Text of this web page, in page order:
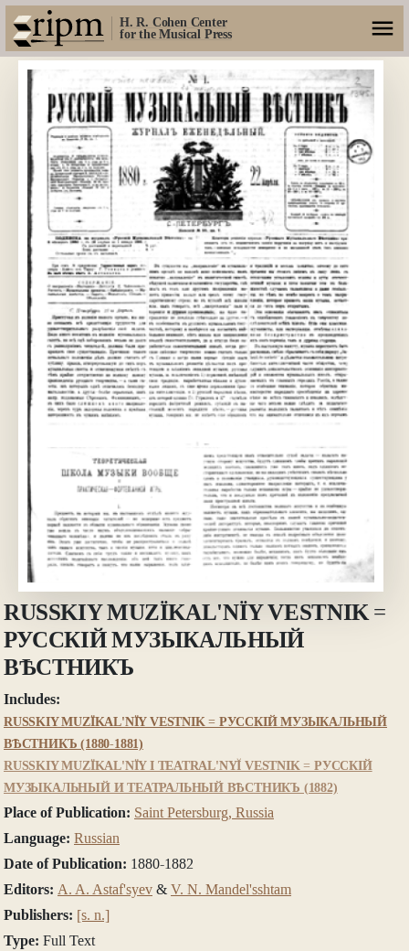
H. R. Cohen Center
for the Musical Press
RUSSKIY MUZÏKAL'NÏY VESTNIK =
РУССКІЙ МУЗЫКАЛЬНЫЙ
ВѢСТНИКЪ
Includes:
RUSSKIY MUZÏKAL'NÏY VESTNIK = РУССКІЙ МУЗЫКАЛЬНЫЙ
ВѢСТНИКЪ (1880-1881)
RUSSKIY MUZÏKAL'NÏY I TEATRAL'NYĬ VESTNIK = РУССКІЙ
МУЗЫКАЛЬНЫЙ И ТЕАТРАЛЬНЫЙ ВѢСТНИКЪ (1882)
Place of Publication: Saint Petersburg, Russia
Language: Russian
Date of Publication: 1880-1882
Editors: A. A. Astaf'syev & V. N. Mandel'sshtam
Publishers: [s. n.]
Type: Full Text